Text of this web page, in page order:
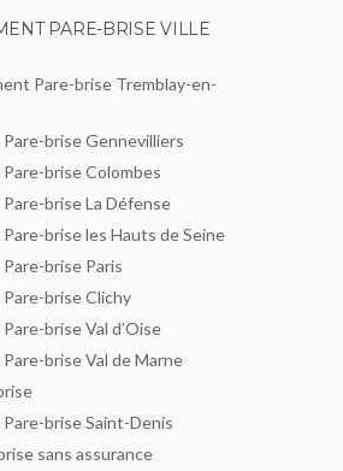
PARE-BRISE VILLE
Pare-brise Tremblay-en-
brise Gennevilliers
brise Colombes
brise La Défense
brise les Hauts de Seine
brise Paris
brise Clichy
brise Val d’Oise
brise Val de Marne
brise Saint-Denis
sans assurance